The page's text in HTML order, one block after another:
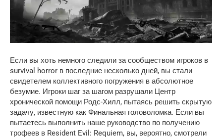
Если вы хоть немного следили за сообществом игроков в
survival horror в последние несколько дней, вы стали
свидетелем коллективного погружения в абсолютное
безумие. Игроки шаг за шагом разрушали Центр
хронической помощи Родс-Хилл, пытаясь решить скрытую
задачу, известную как Финальная головоломка. Если вы
пытаетесь выполнить наше руководство по получению
трофеев в Resident Evil: Requiem, вы, вероятно, смотрели